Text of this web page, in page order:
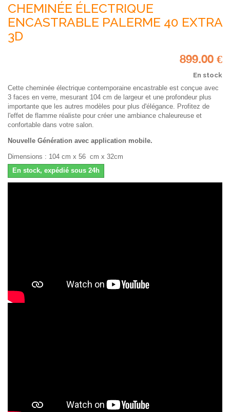
CHEMINÉE ÉLECTRIQUE
ENCASTRABLE PALERME 40 EXTRA
3D
899.00 €
En stock
Cette cheminée électrique contemporaine encastrable est conçue avec
3 faces en verre, mesurant 104 cm de largeur et une profondeur plus
importante que les autres modèles pour plus d'élégance. Profitez de
l'effet de flamme réaliste pour créer une ambiance chaleureuse et
confortable dans votre salon.
Nouvelle Génération avec application mobile.
Dimensions : 104 cm x 56 cm x 32cm
En stock, expédié sous 24h